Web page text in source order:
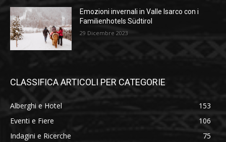
Emozioni invernali in Valle Isarco con i
Familienhotels Südtirol
29 Dicembre 2023
CLASSIFICA ARTICOLI PER CATEGORIE
Alberghi e Hotel
153
Eventi e Fiere
106
Indagini e Ricerche
75